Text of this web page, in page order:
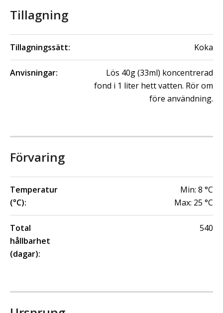
Tillagning
Tillagningssätt: Koka
Anvisningar:
Lös 40g (33ml) koncentrerad
fond i 1 liter hett vatten. Rör om
före användning.
Förvaring
Temperatur
(°C):
Min: 8 °C
Max: 25 °C
Total
hållbarhet
(dagar):
540